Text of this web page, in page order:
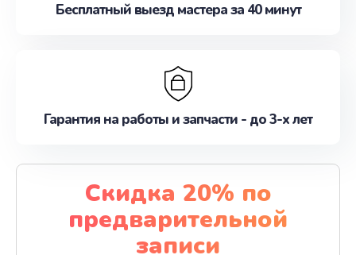
Бесплатный выезд мастера за 40 минут
Гарантия на работы и запчасти - до 3-х лет
Скидка 20% по
предварительной
записи